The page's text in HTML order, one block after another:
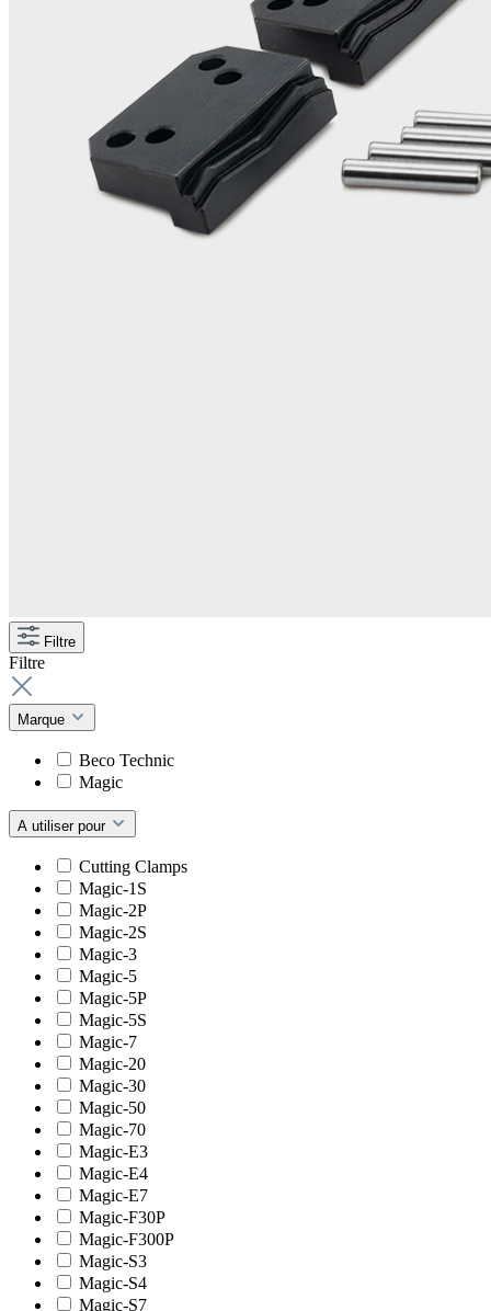
Filtre
Filtre
Marque
Beco Technic
Magic
A utiliser pour
Cutting Clamps
Magic-1S
Magic-2P
Magic-2S
Magic-3
Magic-5
Magic-5P
Magic-5S
Magic-7
Magic-20
Magic-30
Magic-50
Magic-70
Magic-E3
Magic-E4
Magic-E7
Magic-F30P
Magic-F300P
Magic-S3
Magic-S4
Magic-S7